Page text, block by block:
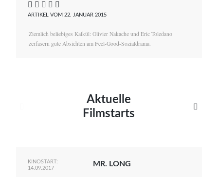
    
ARTIKEL VOM 22. JANUAR 2015
Ziemlich beliebiges Kalkül: Olivier Nakache und Eric Toledano
zerfasern gute Absichten am Feel-Good-Sozialdrama.
Aktuelle
Filmstarts

KINOSTART:
14.09.2017
MR. LONG